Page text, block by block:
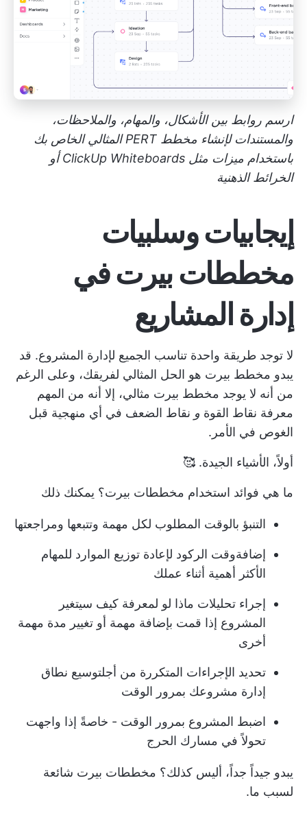
ارسم روابط بين الأشكال، والمهام، والملاحظات،
والمستندات لإنشاء مخطط PERT المثالي الخاص بك
باستخدام ميزات مثل ClickUp Whiteboards أو
الخرائط الذهنية
إيجابيات وسلبيات
مخططات بيرت في
إدارة المشاريع
لا توجد طريقة واحدة تناسب الجميع لإدارة المشروع. قد
يبدو مخطط بيرت هو الحل المثالي لفريقك، وعلى الرغم
من أنه لا يوجد مخطط بيرت مثالي، إلا أنه من المهم
معرفة نقاط القوة و نقاط الضعف في أي منهجية قبل
الغوص في الأمر.
أولاً، الأشياء الجيدة. 🥰
ما هي فوائد استخدام مخططات بيرت؟ يمكنك ذلك
التنبؤ بالوقت المطلوب لكل مهمة وتتبعها ومراجعتها
إضافةوقت الركود لإعادة توزيع الموارد للمهام
الأكثر أهمية أثناء عملك
إجراء تحليلات ماذا لو لمعرفة كيف سيتغير
المشروع إذا قمت بإضافة مهمة أو تغيير مدة مهمة
أخرى
تحديد الإجراءات المتكررة من أجلتوسيع نطاق
إدارة مشروعك بمرور الوقت
اضبط المشروع بمرور الوقت - خاصةً إذا واجهت
تحولاً في مسارك الحرج
يبدو جيداً جداً، أليس كذلك؟ مخططات بيرت شائعة
لسبب ما.